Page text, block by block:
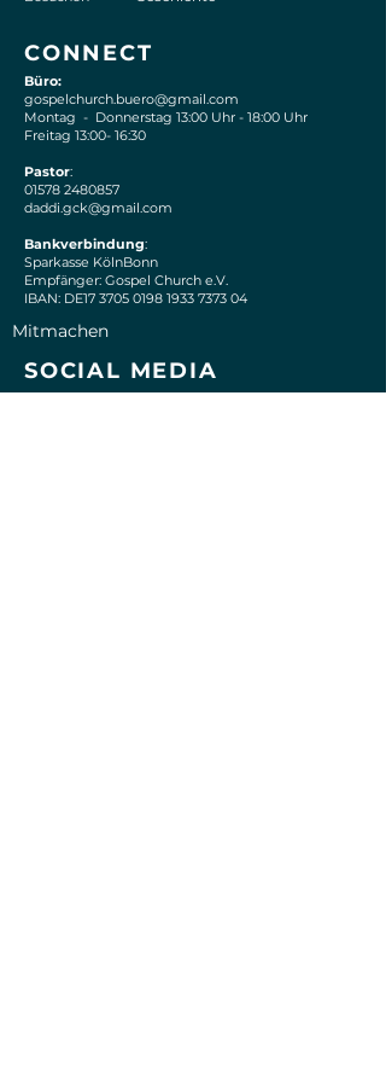
Büro:
gospelchurch.buero@gmail.com
Montag - Donnerstag 13:00 Uhr - 18:00 Uhr
Freitag 13:00- 16:30
Pastor:
01578 2480857
daddi.gck@gmail.com
Bankverbindung:
Sparkasse KölnBonn
Empfänger: Gospel Church e.V.
IBAN: DE17 3705 0198 1933 7373 04
CONNECT
Mitmachen
SOCIAL MEDIA